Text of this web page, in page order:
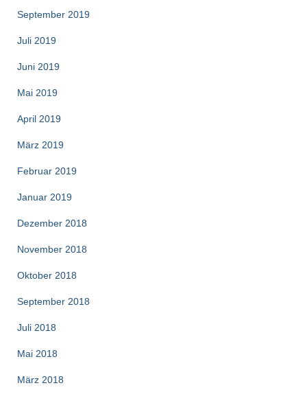
September 2019
Juli 2019
Juni 2019
Mai 2019
April 2019
März 2019
Februar 2019
Januar 2019
Dezember 2018
November 2018
Oktober 2018
September 2018
Juli 2018
Mai 2018
März 2018